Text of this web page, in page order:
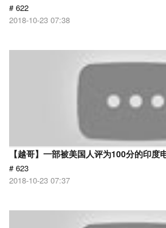
# 622
2018-10-23 07:38
【越哥】一部被美国人评为100分的印度
# 623
2018-10-23 07:37